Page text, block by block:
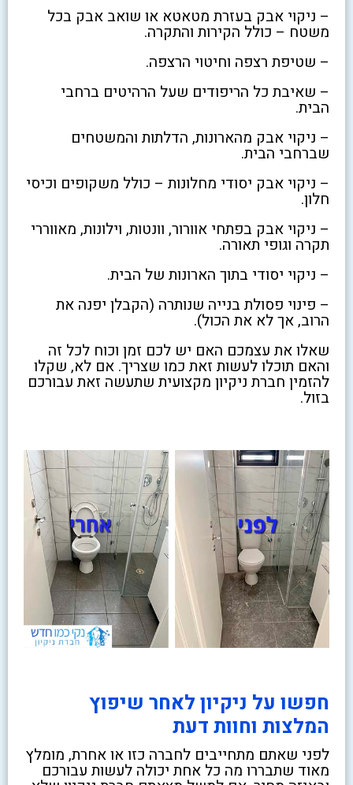
– ניקוי אבק בעזרת מטאטא או שואב אבק בכל
משטח – כולל הקירות והתקרה.
– שטיפת רצפה וחיטוי הרצפה.
– שאיבת כל הריפודים שעל הרהיטים ברחבי
הבית.
– ניקוי אבק מהארונות, הדלתות והמשטחים
שברחבי הבית.
– ניקוי אבק יסודי מחלונות – כולל משקופים וכיסי
חלון.
– ניקוי אבק בפתחי אוורור, וונטות, וילונות, מאווררי
תקרה וגופי תאורה.
– ניקוי יסודי בתוך הארונות של הבית.
– פינוי פסולת בנייה שנותרה (הקבלן יפנה את
הרוב, אך לא את הכול).
שאלו את עצמכם האם יש לכם זמן וכוח לכל זה
והאם תוכלו לעשות זאת כמו שצריך. אם לא, שקלו
להזמין חברת ניקיון מקצועית שתעשה זאת עבורכם
בזול.
חפשו על ניקיון לאחר שיפוץ
המלצות וחוות דעת
לפני שאתם מתחייבים לחברה כזו או אחרת, מומלץ
מאוד שתבררו מה כל אחת יכולה לעשות עבורכם